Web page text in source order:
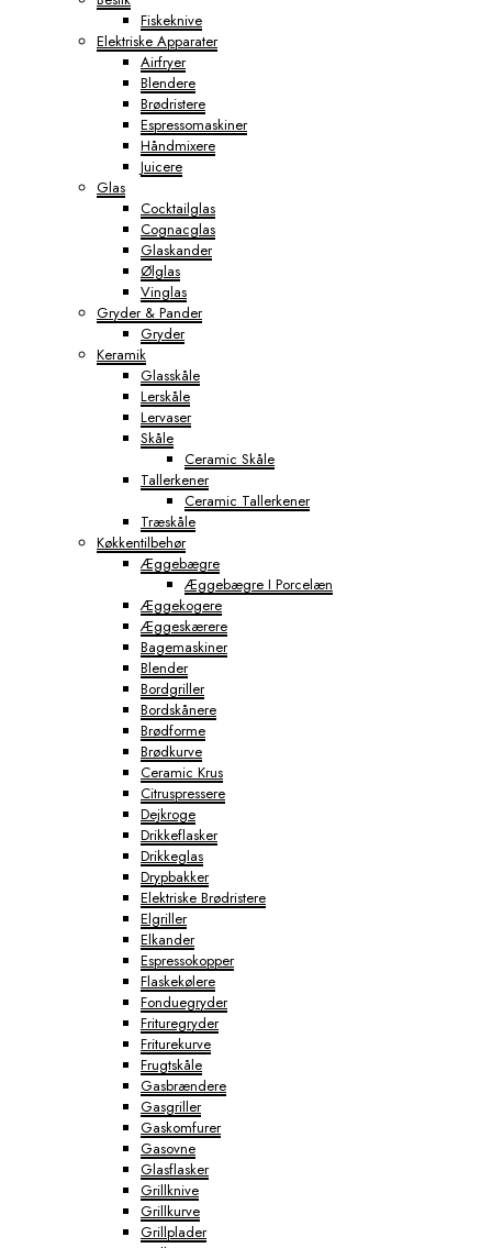
Fiskeknive
Elektriske Apparater
Airfryer
Blendere
Brødristere
Espressomaskiner
Håndmixere
Juicere
Glas
Cocktailglas
Cognacglas
Glaskander
Ølglas
Vinglas
Gryder & Pander
Gryder
Keramik
Glasskåle
Lerskåle
Lervaser
Skåle
Ceramic Skåle
Tallerkener
Ceramic Tallerkener
Træskåle
Køkkentilbehør
Æggebægre
Æggebægre I Porcelæn
Æggekogere
Æggeskærere
Bagemaskiner
Blender
Bordgriller
Bordskånere
Brødforme
Brødkurve
Ceramic Krus
Citruspressere
Dejkroge
Drikkeflasker
Drikkeglas
Drypbakker
Elektriske Brødristere
Elgriller
Elkander
Espressokopper
Flaskekølere
Fonduegryder
Frituregryder
Friturekurve
Frugtskåle
Gasbrændere
Gasgriller
Gaskomfurer
Gasovne
Glasflasker
Grillknive
Grillkurve
Grillplader